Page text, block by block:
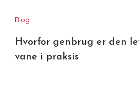
Blog
Hvorfor genbrug er den
vane i praksis